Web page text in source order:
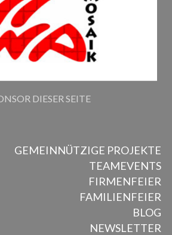
DIESER SEITE
GEMEINNÜTZIGE PROJEKTE
TEAMEVENTS
FIRMENFEIER
FAMILIENFEIER
BLOG
NEWSLETTER